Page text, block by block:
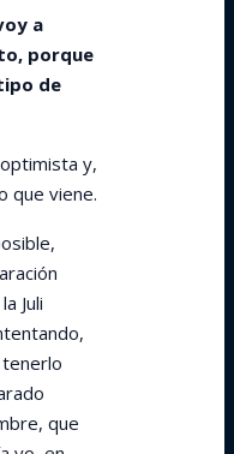
a
porque
de
y,
que viene.
Juli
que